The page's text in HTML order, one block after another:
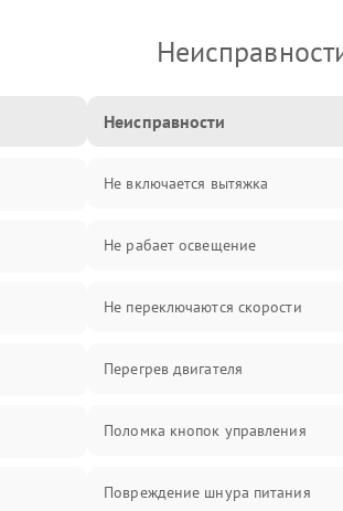
Неисправности
Не включается вытяжка
Не рабает освещение
Не переключаются скорости
Перегрев двигателя
Поломка кнопок управления
Повреждение шнура питания